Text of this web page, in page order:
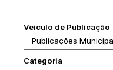
Veiculo de Publicação
Categoria